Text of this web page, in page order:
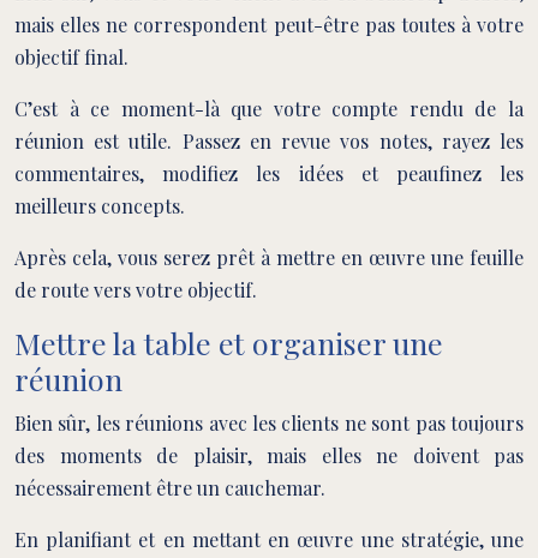
mais elles ne correspondent peut-être pas toutes à votre
objectif final.
C’est à ce moment-là que votre compte rendu de la
réunion est utile. Passez en revue vos notes, rayez les
commentaires, modifiez les idées et peaufinez les
meilleurs concepts.
Après cela, vous serez prêt à mettre en œuvre une feuille
de route vers votre objectif.
Mettre la table et organiser une
réunion
Bien sûr, les réunions avec les clients ne sont pas toujours
des moments de plaisir, mais elles ne doivent pas
nécessairement être un cauchemar.
En planifiant et en mettant en œuvre une stratégie, une